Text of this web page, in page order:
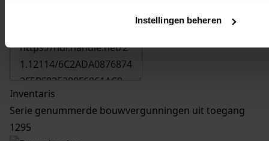
Instellingen beheren
Inventaris
Serie genummerde bouwvergunningen uit toegang
1295